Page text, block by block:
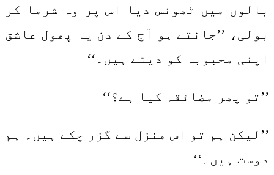
بالوں میں ٹھونس دیا اس پر وہ شرما کر
بولی، ’’جانتے ہو آج کے دن یہ پھول عاشق
اپنی محبوبہ کو دیتے ہیں۔‘‘
’’تو پھر مضائقہ کیا ہے؟‘‘
’’لیکن ہم تو اس منزل سے گزر چکے ہیں۔ ہم
دوست ہیں۔‘‘